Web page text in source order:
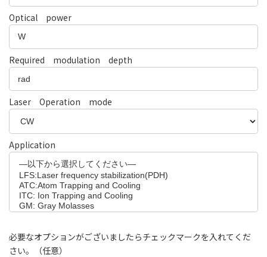
Optical power
Required modulation depth
Laser Operation mode
Application
必要なオプションがございましたらチェックマークを入れてくだ
さい。（任意）